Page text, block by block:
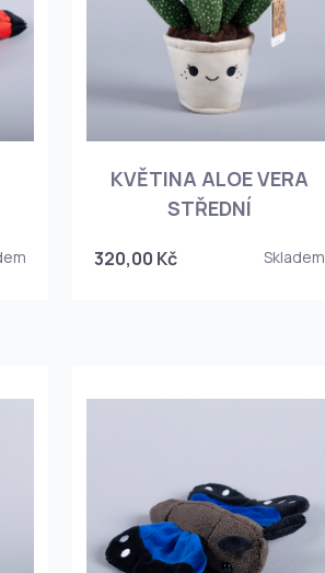
KVĚTINA ALOE VERA
STŘEDNÍ
320,00 Kč Skladem